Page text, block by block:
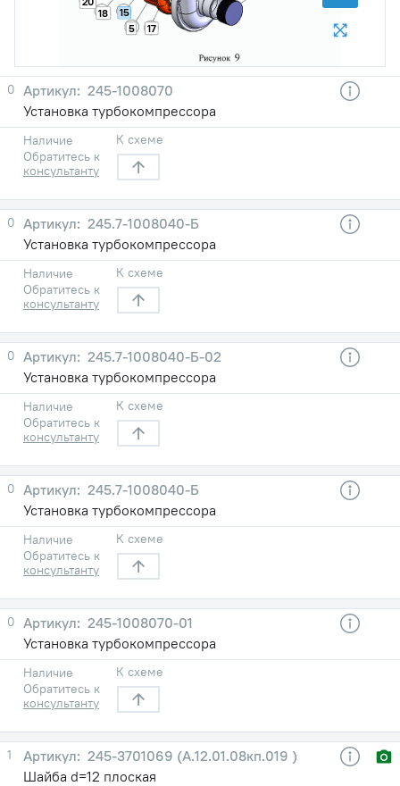
5
15
17
18
0
245-1008070
Установка турбокомпрессора
Наличие
Обратитесь к
консультанту
К схеме
0
245.7-1008040-Б
Установка турбокомпрессора
Наличие
Обратитесь к
консультанту
К схеме
0
245.7-1008040-Б-02
Установка турбокомпрессора
Наличие
Обратитесь к
консультанту
К схеме
0
245.7-1008040-Б
Установка турбокомпрессора
Наличие
Обратитесь к
консультанту
К схеме
0
245-1008070-01
Установка турбокомпрессора
Наличие
Обратитесь к
консультанту
К схеме
1
245-3701069 (А.12.01.08кп.019 )
Шайба d=12 плоская